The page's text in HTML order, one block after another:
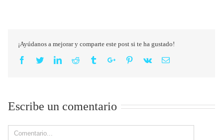
¡Ayúdanos a mejorar y comparte este post si te ha gustado!
Facebook
TwitterLinkedinReddit TumblrGoogle+Pinterest
Vk Email
Escribe un comentario
Comment